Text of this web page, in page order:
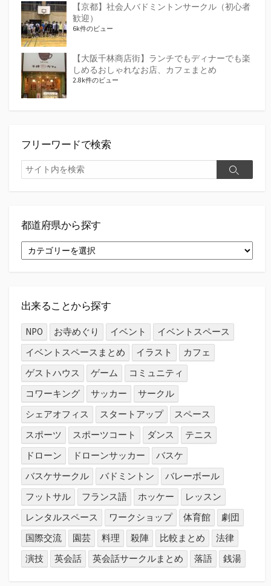
【京都】社会人バドミントンサークル（初心者
歓迎）
6k件のビュー
【大阪千林商店街】ランチでもディナーでも楽
しめるおしゃれなお店、カフェまとめ
2.8k件のビュー
フリーワードで検索
検
索
検
都道府県から探す
道
ら
す
出来ることから探す
NPO お寺めぐり イベント
イベントスペース
イベントスペースまとめ
イラスト
カフェ
ゲストハウス
ゲーム
コミュニティ
コワーキング
サッカー
サークル
シェアオフィス
スタートアップ
スペース
スポーツ
スポーツコート ダンス
テニス
ドローン
ドローンサッカー
バスケ
バスケサークル
バドミントン
バレーボール
フットサル
フランス語 ホッケー
レッスン
レンタルスペース
ワークショップ 体育館
劇団
国際交流
園芸 料理 殺陣 比較まとめ
法律
演技
英会話 英会話サークルまとめ 落語 銭湯